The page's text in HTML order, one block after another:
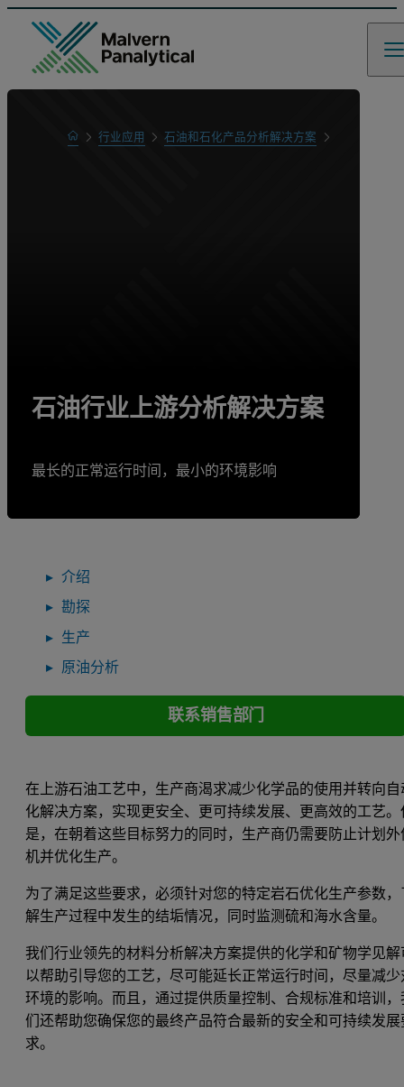
Home行业应用 石油和石化产品分析解决方案
石油行业上游分析解决方案
最长的正常运行时间，最小的环境影响
介绍
勘探
生产
原油分析
联系销售部门
在上游石油工艺中，生产商渴求减少化学品的使用并转向自
化解决方案，实现更安全、更可持续发展、更高效的工艺。
是，在朝着这些目标努力的同时，生产商仍需要防止计划外
机并优化生产。
为了满足这些要求，必须针对您的特定岩石优化生产参数，
解生产过程中发生的结垢情况，同时监测硫和海水含量。
我们行业领先的材料分析解决方案提供的化学和矿物学见解
以帮助引导您的工艺，尽可能延长正常运行时间，尽量减少
环境的影响。而且，通过提供质量控制、合规标准和培训，
们还帮助您确保您的最终产品符合最新的安全和可持续发展
求。